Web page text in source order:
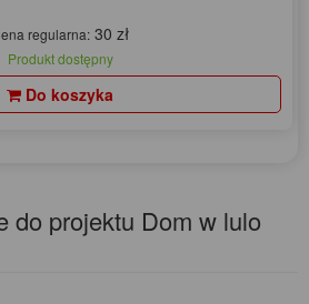
regularna: 30 zł
Produkt dostępny
Do koszyka
do projektu Dom w lulo